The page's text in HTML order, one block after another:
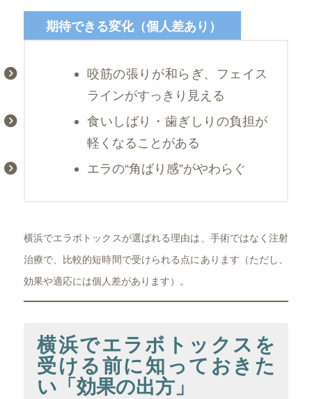
期待できる変化（個人差あり）
咬筋の張りが和らぎ、フェイス
ラインがすっきり見える
食いしばり・歯ぎしりの負担が
軽くなることがある
エラの“角ばり感”がやわらぐ
横浜でエラボトックスが選ばれる理由は、手術ではなく注射
治療で、比較的短時間で受けられる点にあります（ただし、
効果や適応には個人差があります）。
横浜でエラボトックスを
受ける前に知っておきた
い「効果の出方」